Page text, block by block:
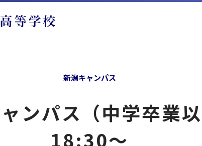
新潟キャンパス
ンパス（中学卒業
18:30〜